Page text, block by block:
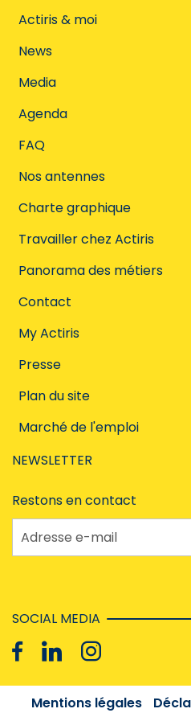
Offres Actiris
Vous voulez
correspondant à
My Actiris permet
base de vos compétences.
Utiliser My Actiris
Actiris & moi
News
Media
Agenda
FAQ
Nos antennes
Charte graphique
Travailler chez Actiris
Panorama des métiers
Contact
My Actiris
Presse
Plan du site
Marché de l'emploi
NEWSLETTER
Restons en contact
Adresse e-mail
SOCIAL MEDIA
Mentions légales